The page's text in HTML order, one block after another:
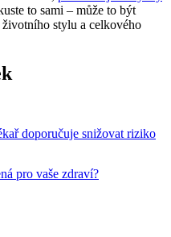
to sami – může to být
stylu a celkového
doporučuje snižovat riziko
pro vaše zdraví?